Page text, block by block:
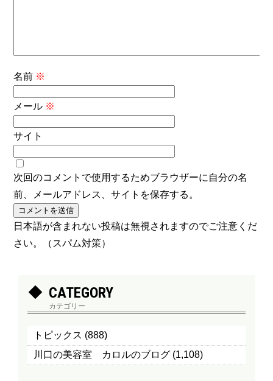
名前 ※
メール ※
サイト
次回のコメントで使用するためブラウザーに自分の名
前、メールアドレス、サイトを保存する。
日本語が含まれない投稿は無視されますのでご注意くだ
さい。（スパム対策）
CATEGORY
カテゴリー
トピックス (888)
川口の美容室 カロルのブログ (1,108)